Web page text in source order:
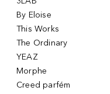
By Eloise
This Works
The Ordinary
YEAZ
Morphe
Creed parfém